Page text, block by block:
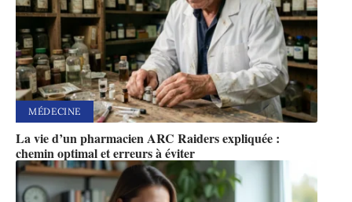
MÉDECINE
La vie d’un pharmacien ARC Raiders expliquée :
chemin optimal et erreurs à éviter